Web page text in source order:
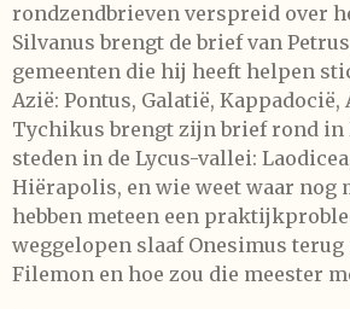
rondzendbrieven verspreid over
Silvanus brengt de brief van
gemeenten die hij heeft helpen
Azië: Pontus, Galatië,
Tychikus brengt zijn brief rond in
steden in de Lycus-vallei:
Hiërapolis, en wie weet waar nog
hebben meteen een
weggelopen slaaf Onesimus
Filemon en hoe zou die meester